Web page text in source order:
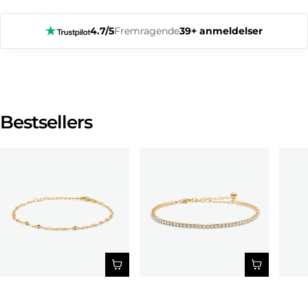
4.7/5Fremragende39+ anmeldelser
Bestsellers